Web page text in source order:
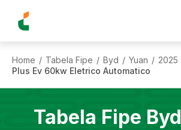
Home / Tabela Fipe / Byd / Yuan / 2025
Plus Ev 60kw Eletrico Automatico
Tabela Fipe Byd